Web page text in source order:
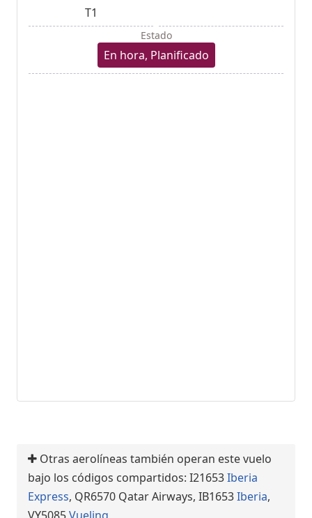
T1
Estado
En hora, Planificado
Otras aerolíneas también operan este vuelo
bajo los códigos compartidos: I21653Iberia
Express, QR6570 Qatar Airways, IB1653Iberia,
VY5085Vueling